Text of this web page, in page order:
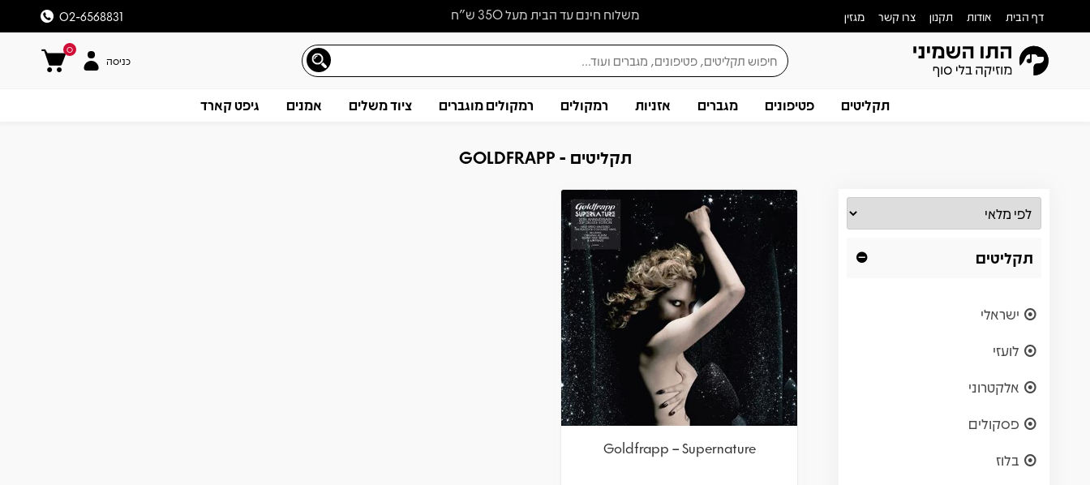
משלוח חינם עד הבית מעל 350 ש״ח דף הבית אודות תקנון צרו קשר מגזין 02-6568831
0
כניסה
תקליטים פטיפונים מגברים אזניות רמקולים רמקולים מוגברים ציוד משלים אמנים גיפט קארד
תקליטים - GOLDFRAPP
תקליטים
ישראלי
לועזי
אלקטרוני
פסקולים
בלוז
Goldfrapp – Supernature